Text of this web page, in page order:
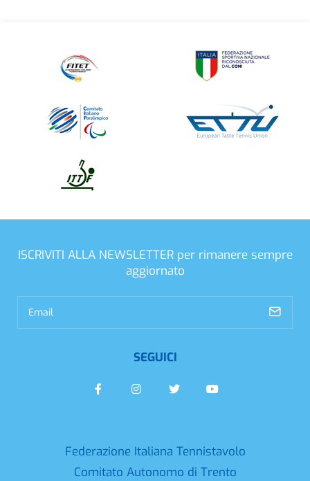
Federazione Italiana Tennistavolo
Comitato Autonomo di Trento
ISCRIVITI ALLA NEWSLETTER per rimanere sempre
aggiornato
SEGUICI